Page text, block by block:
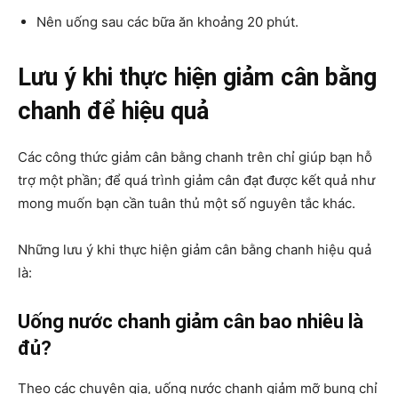
Nên uống sau các bữa ăn khoảng 20 phút.
Lưu ý khi thực hiện giảm cân bằng
chanh để hiệu quả
Các công thức giảm cân bằng chanh trên chỉ giúp bạn hỗ
trợ một phần; để quá trình giảm cân đạt được kết quả như
mong muốn bạn cần tuân thủ một số nguyên tắc khác.
Những lưu ý khi thực hiện giảm cân bằng chanh hiệu quả
là:
Uống nước chanh giảm cân bao nhiêu là
đủ?
Theo các chuyên gia, uống nước chanh giảm mỡ bụng chỉ